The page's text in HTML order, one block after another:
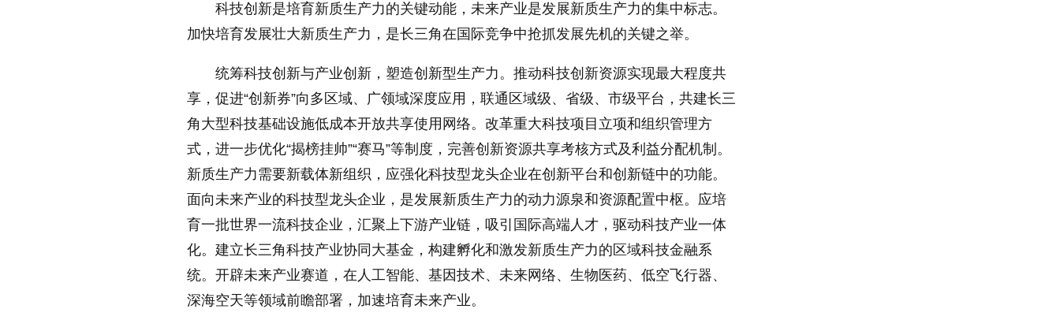
科技创新是培育新质生产力的关键动能，未来产业是发展新质生产力的集中标志。
加快培育发展壮大新质生产力，是长三角在国际竞争中抢抓发展先机的关键之举。
统筹科技创新与产业创新，塑造创新型生产力。推动科技创新资源实现最大程度共
享，促进“创新券”向多区域、广领域深度应用，联通区域级、省级、市级平台，共建长三
角大型科技基础设施低成本开放共享使用网络。改革重大科技项目立项和组织管理方
式，进一步优化“揭榜挂帅”“赛马”等制度，完善创新资源共享考核方式及利益分配机制。
新质生产力需要新载体新组织，应强化科技型龙头企业在创新平台和创新链中的功能。
面向未来产业的科技型龙头企业，是发展新质生产力的动力源泉和资源配置中枢。应培
育一批世界一流科技企业，汇聚上下游产业链，吸引国际高端人才，驱动科技产业一体
化。建立长三角科技产业协同大基金，构建孵化和激发新质生产力的区域科技金融系
统。开辟未来产业赛道，在人工智能、基因技术、未来网络、生物医药、低空飞行器、
深海空天等领域前瞻部署，加速培育未来产业。